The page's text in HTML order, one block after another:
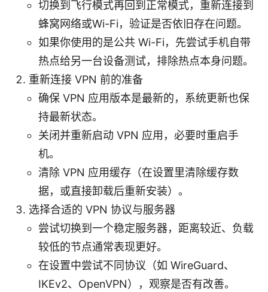
切换到飞行模式再回到正常模式，重新连接到
蜂窝网络或Wi-Fi，验证是否依旧存在问题。
如果你使用的是公共 Wi-Fi，先尝试手机自带
热点给另一台设备测试，排除热点本身问题。
重新连接 VPN 前的准备
确保 VPN 应用版本是最新的，系统更新也保
持最新状态。
关闭并重新启动 VPN 应用，必要时重启手
机。
清除 VPN 应用缓存（在设置里清除缓存数
据，或直接卸载后重新安装）。
选择合适的 VPN 协议与服务器
尝试切换到一个稳定服务器，距离较近、负载
较低的节点通常表现更好。
在设置中尝试不同协议（如 WireGuard、
IKEv2、OpenVPN），观察是否有改善。